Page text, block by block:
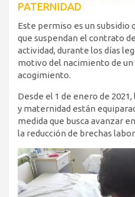
PATERNIDAD
Este permiso es un subsidio
que suspendan el contrato
actividad, durante los días
motivo del nacimiento de un
acogimiento.
Desde el 1 de enero de
y maternidad están
medida que busca avanzar
la reducción de brechas